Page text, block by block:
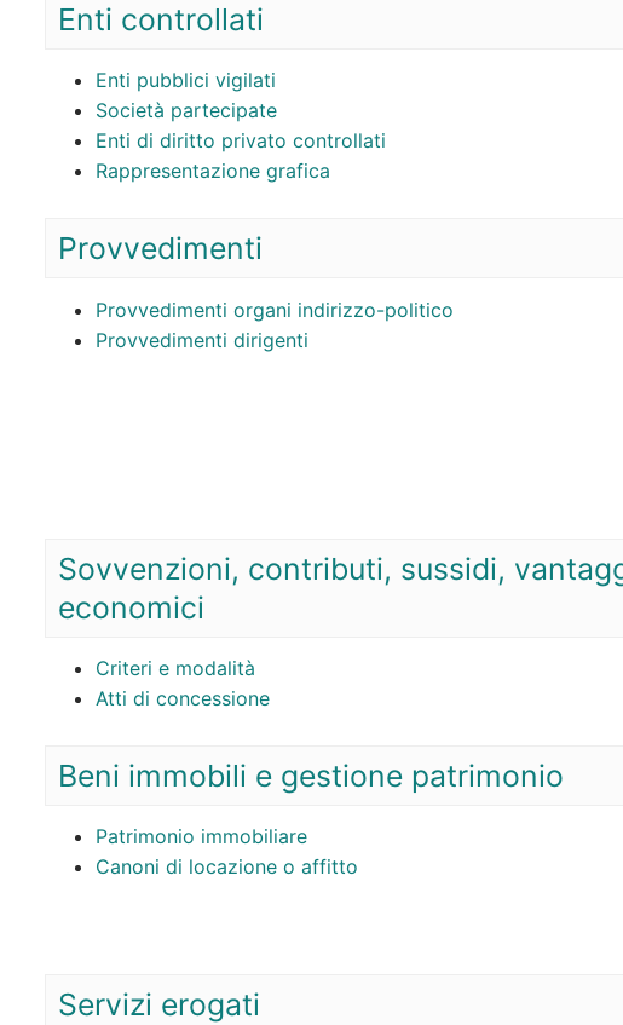
Enti controllati
Enti pubblici vigilati
Società partecipate
Enti di diritto privato controllati
Rappresentazione grafica
Provvedimenti
Provvedimenti organi indirizzo-politico
Provvedimenti dirigenti
Sovvenzioni, contributi, sussidi,
economici
Criteri e modalità
Atti di concessione
Beni immobili e gestione patrimonio
Patrimonio immobiliare
Canoni di locazione o affitto
Servizi erogati